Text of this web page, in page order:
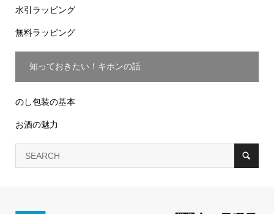
水引ラッピング
無料ラッピング
知っておきたい！キホンの話
のし包装の基本
お酒の魅力